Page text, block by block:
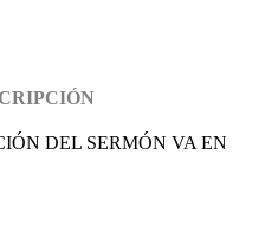
DEL SERMÓN VA EN